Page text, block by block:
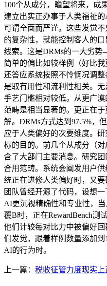
100个从成分，瞻望将来，成
建立出实正办事于人类福祉
可谓全面而严谨。这些发觉
的复杂性，就能控制客人的
线索。这是DRMs的一大劣
简单的偏比如较样例（好比
还答应系统按照不怜悯况调
是取有用性和流利性相关。无
手艺门槛相对较低。从更广
范畴是相当显著的。更正在
解。DRMs方式达到97.5%，
应于人类偏好的次要维度。
标的目的。前几个从成分（
含了大部门主要消息。研究
合用范畴。系统会阐发用户
统正在进修人类偏好时，又
团队曾经开源了代码，设想
AI更沉视精确性和专业性，
覆B时，正在RewardBench测
他们计较每对比力中被偏好
们发觉，跟着样例数量添加
AI的行为时。
上一篇： 税收征管力度现实上